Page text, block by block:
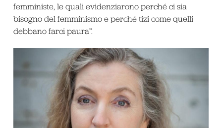
femministe, le quali evidenziarono perché ci sia
bisogno del femminismo e perché tizi come quelli
debbano farci paura”.